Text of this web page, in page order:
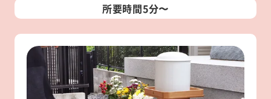
所要時間5分〜